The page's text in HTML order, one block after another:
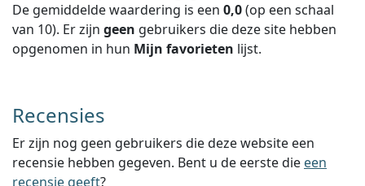
De gemiddelde waardering is een 0,0(op een schaal
van 10). Er zijn geen gebruikers die deze site hebben
opgenomen in hun Mijn favorieten lijst.
Recensies
Er zijn nog geen gebruikers die deze website een
recensie hebben gegeven. Bent u de eerste die een
recensie geeft?